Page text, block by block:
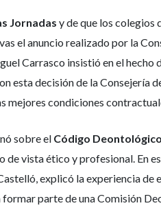
Jornadas y de que los colegios
el anuncio realizado por la
Carrasco insistió en el
esta decisión de la Consejería
mejores condiciones
sobre el Código
vista ético y profesional. En
explicó la experiencia
parte de una Comisión